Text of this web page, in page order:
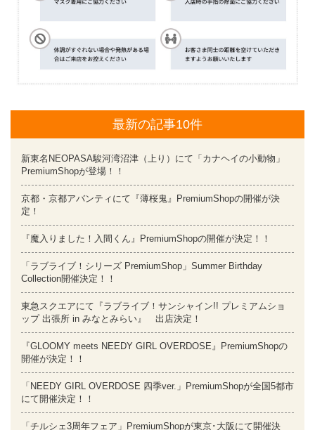
最新の記事10件
新東名NEOPASA駿河湾沼津（上り）にて「カナヘイの小動物」
PremiumShopが登場！！
京都・京都アバンティにて『薄桜鬼』PremiumShopの開催が決
定！
『魔入りました！入間くん』PremiumShopの開催が決定！！
「ラブライブ！シリーズ PremiumShop」Summer Birthday
Collection開催決定！！
東急スクエアにて『ラブライブ！サンシャイン!! プレミアムショ
ップ 出張所 in みなとみらい』 出店決定！
『GLOOMY meets NEEDY GIRL OVERDOSE』PremiumShopの
開催が決定！！
「NEEDY GIRL OVERDOSE 四季ver.」PremiumShopが全国5都市
にて開催決定！！
「チルシェ3周年フェア」PremiumShopが東京･大阪にて開催決